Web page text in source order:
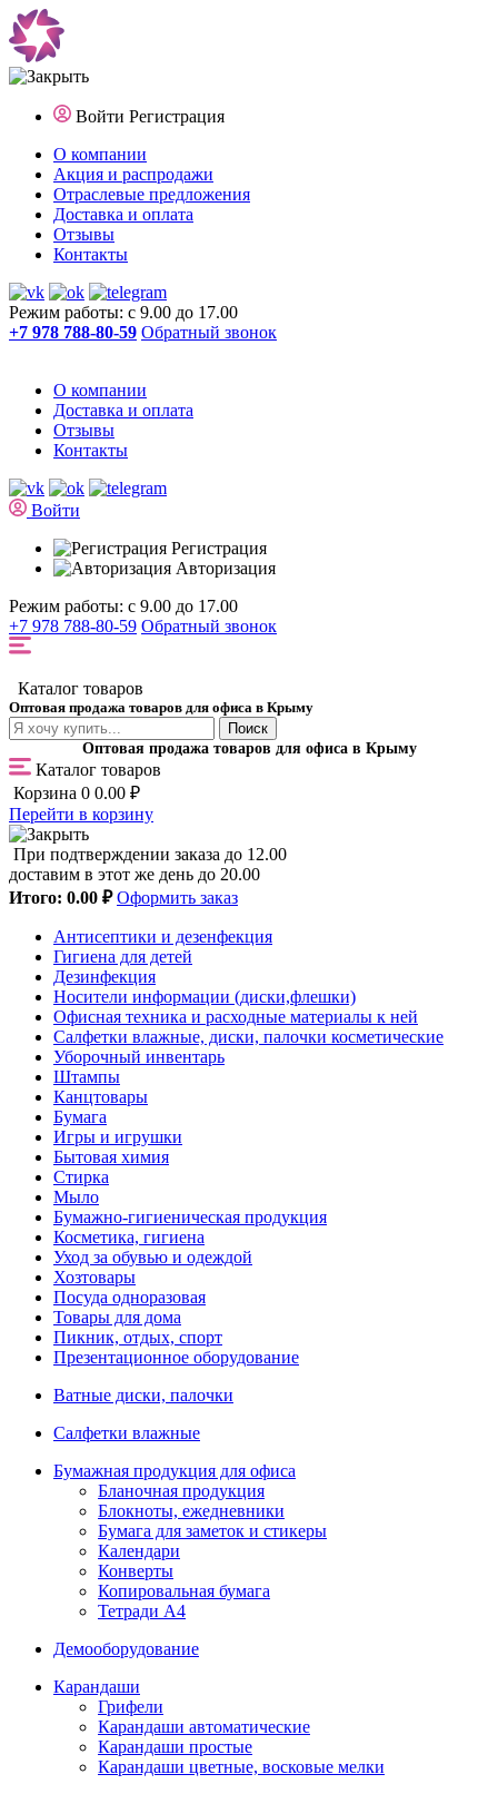
Войти Регистрация
О компании
Акция и распродажи
Отраслевые предложения
Доставка и оплата
Отзывы
Контакты
Режим работы: с 9.00 до 17.00
+7 978 788-80-59 Обратный звонок
О компании
Доставка и оплата
Отзывы
Контакты
Войти
Регистрация
Авторизация
Режим работы: с 9.00 до 17.00
+7 978 788-80-59 Обратный звонок
Каталог товаров
Оптовая продажа товаров для офиса в Крыму
Поиск
Оптовая продажа товаров для офиса в Крыму
Каталог товаров
Корзина 0 0.00 ₽
Перейти в корзину
При подтверждении заказа до 12.00
доставим в этот же день до 20.00
Итого: 0.00 ₽ Оформить заказ
Антисептики и дезенфекция
Гигиена для детей
Дезинфекция
Носители информации (диски,флешки)
Офисная техника и расходные материалы к ней
Салфетки влажные, диски, палочки косметические
Уборочный инвентарь
Штампы
Канцтовары
Бумага
Игры и игрушки
Бытовая химия
Стирка
Мыло
Бумажно-гигиеническая продукция
Косметика, гигиена
Уход за обувью и одеждой
Хозтовары
Посуда одноразовая
Товары для дома
Пикник, отдых, спорт
Презентационное оборудование
Ватные диски, палочки
Салфетки влажные
Бумажная продукция для офиса
Бланочная продукция
Блокноты, ежедневники
Бумага для заметок и стикеры
Календари
Конверты
Копировальная бумага
Тетради А4
Демооборудование
Карандаши
Грифели
Карандаши автоматические
Карандаши простые
Карандаши цветные, восковые мелки